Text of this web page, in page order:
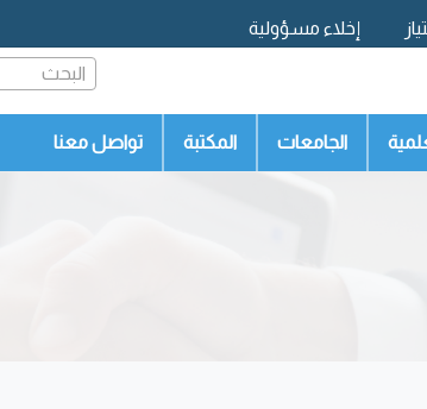
إخلاء مسؤولية
البحث
الجامعات المكتبة تواصل معنا